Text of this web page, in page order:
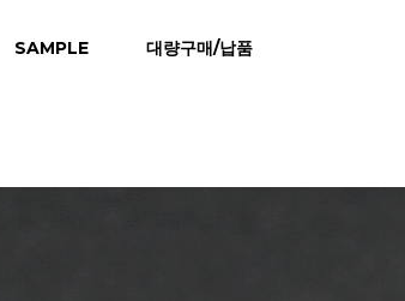
SAMPLE 대량구매/납품